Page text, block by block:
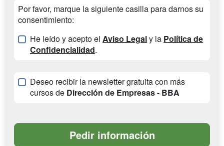
Por favor, marque la siguiente casilla para darnos su
consentimiento:
He leído y acepto el Aviso Legaly la Política de
Confidencialidad.
Deseo recibir la newsletter gratuita con más
cursos de Dirección de Empresas - BBA